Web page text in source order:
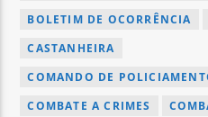
BOLETIM DE OCORRÊNCIA
CASTANHEIRA
COMANDO DE
COMBATE A CRIMES